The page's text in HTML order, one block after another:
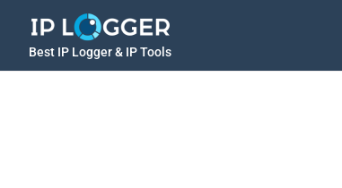
Best IP Logger & IP Tools